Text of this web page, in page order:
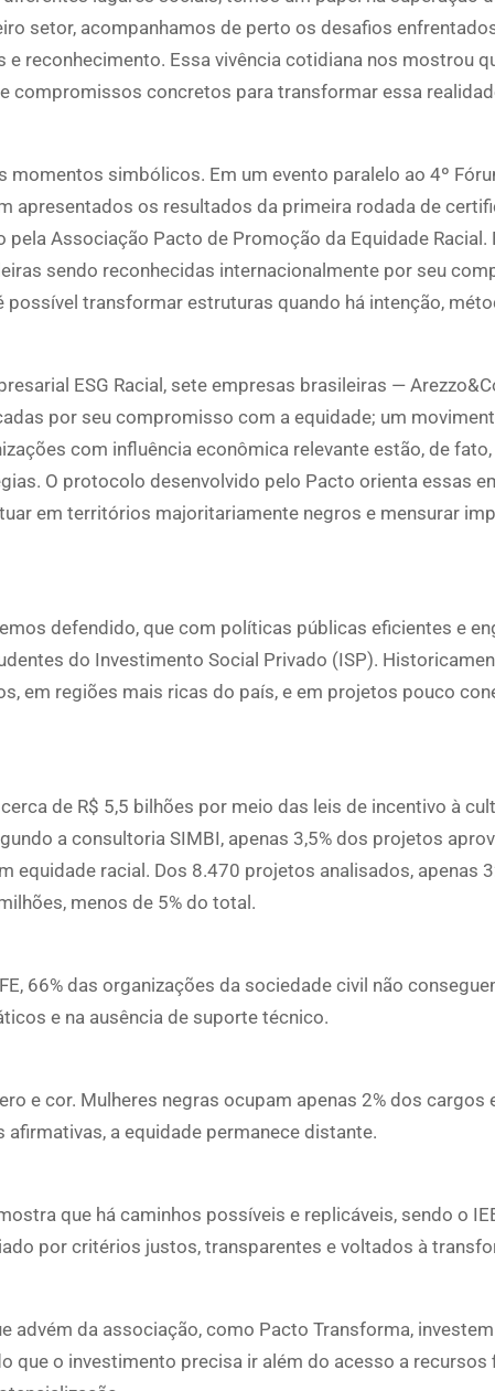
setor, acompanhamos de perto os desafios
reconhecimento. Essa vivência cotidiana nos mostrou
compromissos concretos para transformar essa
momentos simbólicos. Em um evento paralelo ao 4º
apresentados os resultados da primeira rodada de
pela Associação Pacto de Promoção da Equidade
sendo reconhecidas internacionalmente por seu
possível transformar estruturas quando há intenção,
ESG Racial, sete empresas brasileiras —
por seu compromisso com a equidade; um
com influência econômica relevante estão, de
O protocolo desenvolvido pelo Pacto orienta essas
em territórios majoritariamente negros e mensurar
defendido, que com políticas públicas eficientes e
do Investimento Social Privado (ISP).
em regiões mais ricas do país, e em projetos pouco
de R$ 5,5 bilhões por meio das leis de incentivo à
a consultoria SIMBI, apenas 3,5% dos projetos
equidade racial. Dos 8.470 projetos analisados, apenas
menos de 5% do total.
66% das organizações da sociedade civil não
e na ausência de suporte técnico.
e cor. Mulheres negras ocupam apenas 2% dos cargos
a equidade permanece distante.
que há caminhos possíveis e replicáveis, sendo o
por critérios justos, transparentes e voltados à
advém da associação, como Pacto Transforma,
que o investimento precisa ir além do acesso a recursos